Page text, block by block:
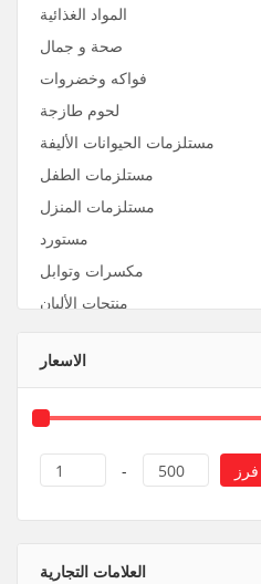
المواد الغذائية
صحة و جمال
فواكه وخضروات
لحوم طازجة
مستلزمات الحيوانات الأليفة
مستلزمات الطفل
مستلزمات المنزل
مستورد
مكسرات وتوابل
منتجات الألبان
الاسعار
1 - 500 فرز
العلامات التجارية